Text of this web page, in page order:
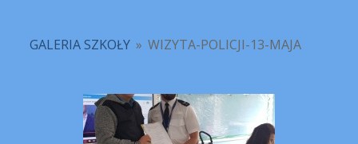
GALERIA SZKOŁY » WIZYTA-POLICJI-13-MAJA